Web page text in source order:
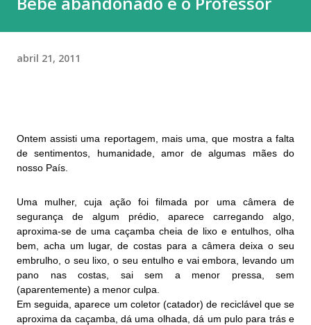
abril 21, 2011
Ontem assisti uma reportagem, mais uma, que mostra a falta
de sentimentos, humanidade, amor de algumas mães do
nosso País.
Uma mulher, cuja ação foi filmada por uma câmera de
segurança de algum prédio, aparece carregando algo,
aproxima-se de uma caçamba cheia de lixo e entulhos, olha
bem, acha um lugar, de costas para a câmera deixa o seu
embrulho, o seu lixo, o seu entulho e vai embora, levando um
pano nas costas, sai sem a menor pressa, sem
(aparentemente) a menor culpa.
Em seguida, aparece um coletor (catador) de reciclável que se
aproxima da caçamba, dá uma olhada, dá um pulo para trás e